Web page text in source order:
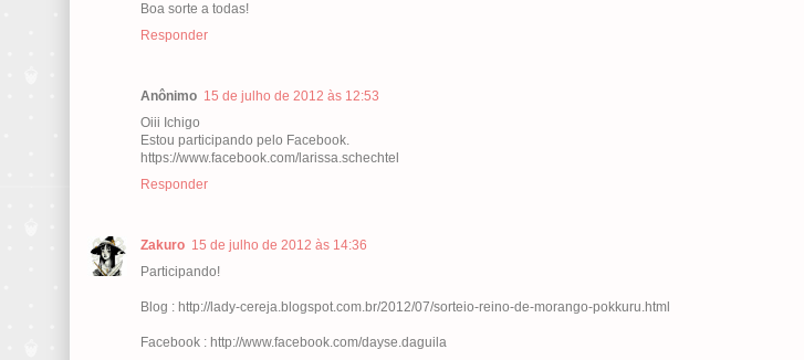
Boa sorte a todas!
Responder
Anônimo 15 de julho de 2012 às 12:53
Oiii Ichigo
Estou participando pelo Facebook.
https://www.facebook.com/larissa.schechtel
Responder
Zakuro 15 de julho de 2012 às 14:36
Participando!
Blog : http://lady-cereja.blogspot.com.br/2012/07/sorteio-reino-de-morango-pokkuru.html
Facebook : http://www.facebook.com/dayse.daguila